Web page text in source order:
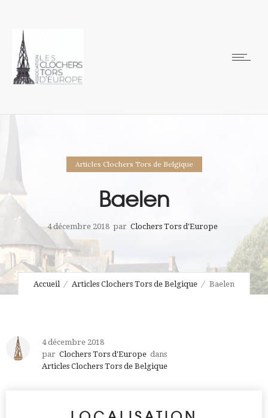
Articles Clochers Tors de Belgique
Baelen
4 décembre 2018 par Clochers Tors d'Europe
Accueil Articles Clochers Tors de Belgique Baelen
4 décembre 2018
par Clochers Tors d'Europe dans
Articles Clochers Tors de Belgique